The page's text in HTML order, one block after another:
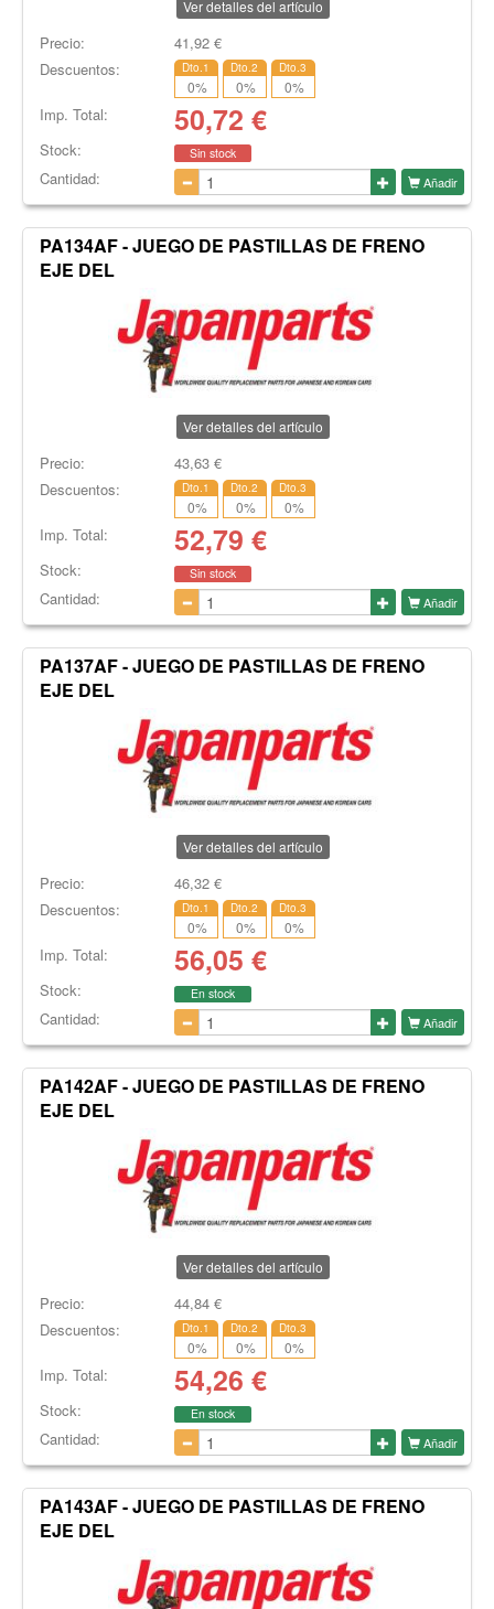
Ver detalles del artículo
Precio: 41,92€
Descuentos:
Dto.1
0%
Dto.2
0%
Dto.3
0%
Imp. Total: 50,72 €
Stock: Sin stock
Cantidad: Añadir
PA134AF - JUEGO DE PASTILLAS DE FRENO
EJE DEL
Ver detalles del artículo
Precio: 43,63€
Descuentos:
Dto.1
0%
Dto.2
0%
Dto.3
0%
Imp. Total: 52,79 €
Stock: Sin stock
Cantidad: Añadir
PA137AF - JUEGO DE PASTILLAS DE FRENO
EJE DEL
Ver detalles del artículo
Precio: 46,32€
Descuentos:
Dto.1
0%
Dto.2
0%
Dto.3
0%
Imp. Total: 56,05 €
Stock: En stock
Cantidad: Añadir
PA142AF - JUEGO DE PASTILLAS DE FRENO
EJE DEL
Ver detalles del artículo
Precio: 44,84€
Descuentos:
Dto.1
0%
Dto.2
0%
Dto.3
0%
Imp. Total: 54,26 €
Stock: En stock
Cantidad: Añadir
PA143AF - JUEGO DE PASTILLAS DE FRENO
EJE DEL